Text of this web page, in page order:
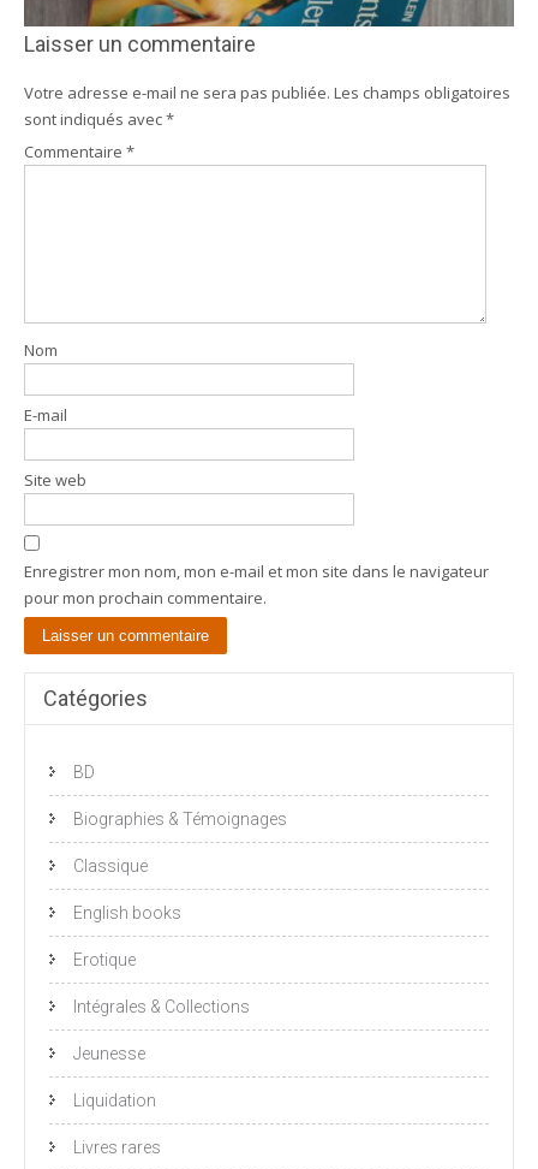
Laisser un commentaire
Votre adresse e-mail ne sera pas publiée. Les champs obligatoires
sont indiqués avec*
Commentaire *
Nom
E-mail
Site web
Enregistrer mon nom, mon e-mail et mon site dans le navigateur
pour mon prochain commentaire.
Catégories
BD
Biographies & Témoignages
Classique
English books
Erotique
Intégrales & Collections
Jeunesse
Liquidation
Livres rares